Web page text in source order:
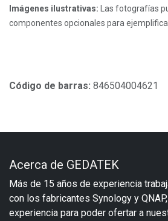
Imágenes ilustrativas: Las fotografías
componentes opcionales para
Código de barras: 846504004621
Acerca de GEDATEK
Más de 15 años de experiencia
con los fabricantes Synology y
experiencia para poder ofertar a